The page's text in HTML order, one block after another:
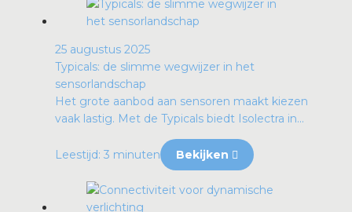
25 augustus 2025
Typicals: de slimme wegwijzer in het
sensorlandschap
Het grote aanbod aan sensoren maakt kiezen
vaak lastig. Met de Typicals biedt Isolectra in...
Leestijd: 3 minuten Bekijken